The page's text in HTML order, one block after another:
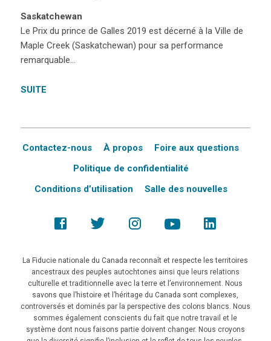
Saskatchewan
Le Prix du prince de Galles 2019 est décerné à la Ville de
Maple Creek (Saskatchewan) pour sa performance
remarquable…
SUITE
Contactez-nous À propos
Foire aux questions
Politique de confidentialité
Conditions d’utilisation
Salle des nouvelles
La Fiducie nationale du Canada reconnaît et respecte les territoires
ancestraux des peuples autochtones ainsi que leurs relations
culturelle et traditionnelle avec la terre et l’environnement. Nous
savons que l’histoire et l’héritage du Canada sont complexes,
controversés et dominés par la perspective des colons blancs. Nous
sommes également conscients du fait que notre travail et le
système dont nous faisons partie doivent changer. Nous croyons